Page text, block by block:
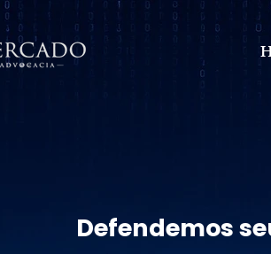
Defendemos